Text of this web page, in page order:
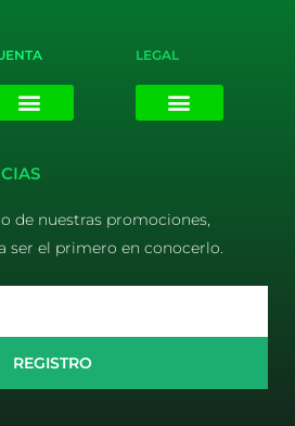
LEGAL
de nuestras promociones,
ser el primero en conocerlo.
REGISTRO